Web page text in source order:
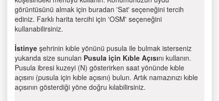
görüntüsünü almak için buradan 'Sat' seçeneğini tercih
ediniz. Farklı harita tercihi için 'OSM' seçeneğini
kullanabilirsiniz.
İstinye şehrinin kıble yönünü pusula ile bulmak isterseniz
yukarıda size sunulan Pusula için Kıble Açısını kullanın.
Pusula ibresi kuzeyi (N) gösterirken saat yönünde kıble
açısını (pusula için kıble açısını) bulun. Artık namazınızı kıble
açısının gösterdiği yöne doğru kılabilirsiniz.